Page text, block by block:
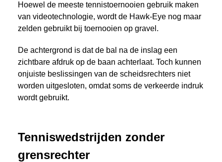
Hoewel de meeste tennistoernooien gebruik maken
van videotechnologie, wordt de Hawk-Eye nog maar
zelden gebruikt bij toernooien op gravel.
De achtergrond is dat de bal na de inslag een
zichtbare afdruk op de baan achterlaat. Toch kunnen
onjuiste beslissingen van de scheidsrechters niet
worden uitgesloten, omdat soms de verkeerde indruk
wordt gebruikt.
Tenniswedstrijden zonder
grensrechter